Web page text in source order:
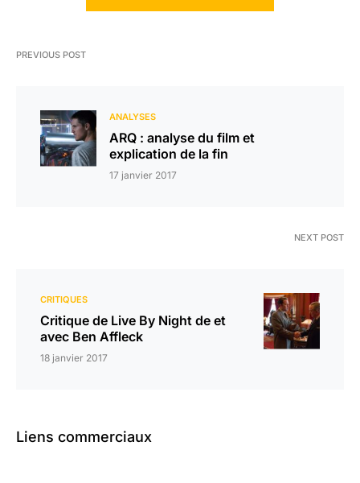
PREVIOUS POST
ANALYSES
ARQ : analyse du film et
explication de la fin
17 janvier 2017
NEXT POST
CRITIQUES
Critique de Live By Night de et
avec Ben Affleck
18 janvier 2017
Liens commerciaux